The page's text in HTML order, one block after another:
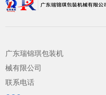
广东瑞锦琪包装机
械有限公司
联系电话